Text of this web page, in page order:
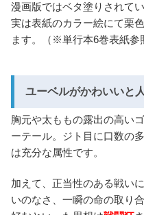
漫画版ではベタ塗りされて
実は表紙のカラー絵にて栗
ます。（※単行本6巻表紙参
ユーベルがかわいいと
胸元や太ももの露出の高い
ーテール。ジト目に口数の
は充分な属性です。
加えて、正当性のある戦い
いのなさ、一瞬の命の取り